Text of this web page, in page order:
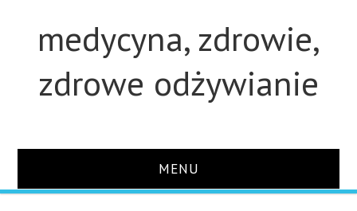
medycyna, zdrowie,
zdrowe odżywianie
MENU